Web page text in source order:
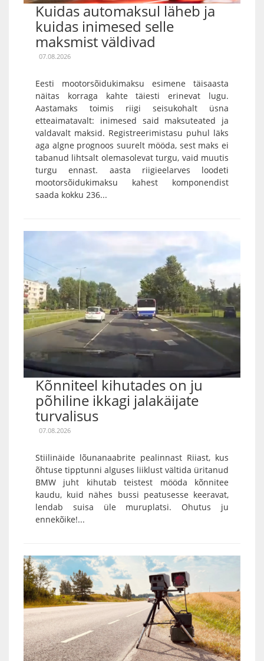
Kuidas automaksul läheb ja
kuidas inimesed selle
maksmist väldivad
07.08.2026
Eesti mootorsõidukimaksu esimene täisaasta
näitas korraga kahte täiesti erinevat lugu.
Aastamaks toimis riigi seisukohalt üsna
etteaimatavalt: inimesed said maksuteated ja
valdavalt maksid. Registreerimistasu puhul läks
aga algne prognoos suurelt mööda, sest maks ei
tabanud lihtsalt olemasolevat turgu, vaid muutis
turgu ennast. aasta riigieelarves loodeti
mootorsõidukimaksu kahest komponendist
saada kokku 236...
Kõnniteel kihutades on ju
põhiline ikkagi jalakäijate
turvalisus
07.08.2026
Stiilinäide lõunanaabrite pealinnast Riiast, kus
õhtuse tipptunni alguses liiklust vältida üritanud
BMW juht kihutab teistest mööda kõnnitee
kaudu, kuid nähes bussi peatusesse keeravat,
lendab suisa üle muruplatsi. Ohutus ju
ennekõike!...